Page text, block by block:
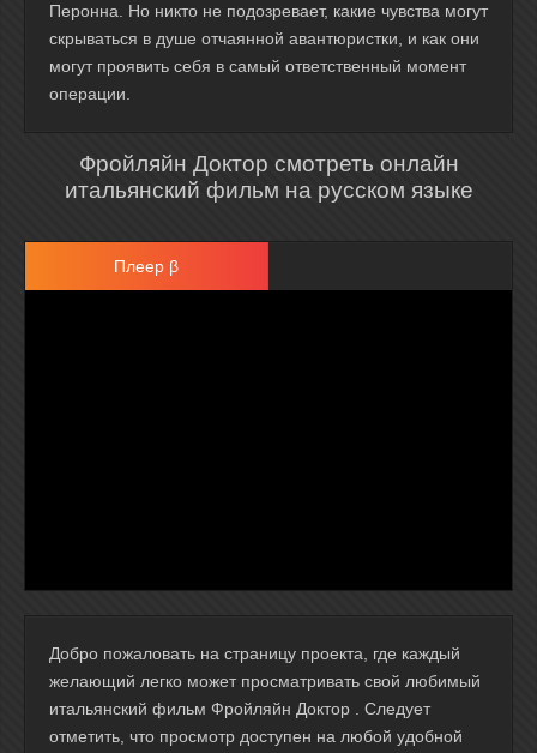
Перонна. Но никто не подозревает, какие чувства могут
скрываться в душе отчаянной авантюристки, и как они
могут проявить себя в самый ответственный момент
операции.
Фройляйн Доктор смотреть онлайн
итальянский фильм на русском языке
Плеер β
Добро пожаловать на страницу проекта, где каждый
желающий легко может просматривать свой любимый
итальянский фильм Фройляйн Доктор . Следует
отметить, что просмотр доступен на любой удобной